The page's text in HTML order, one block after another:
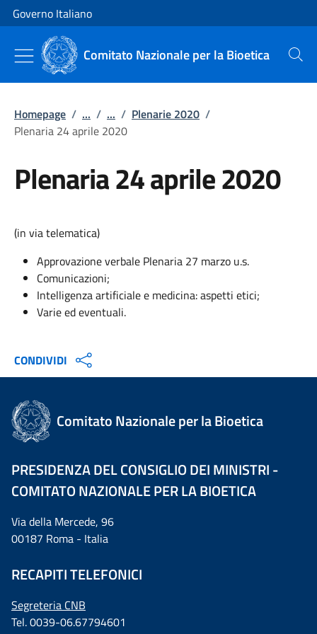
Vai al contenuto
Vai alla navigazione del sito
Governo Italiano
Comitato Nazionale per la Bioetica Cerca
Homepage / ... / ... / Plenarie 2020 /
Plenaria 24 aprile 2020
Plenaria 24 aprile 2020
(in via telematica)
Approvazione verbale Plenaria 27 marzo u.s.
Comunicazioni;
Intelligenza artificiale e medicina: aspetti etici;
Varie ed eventuali.
CONDIVIDI
Comitato Nazionale per la Bioetica
PRESIDENZA DEL CONSIGLIO DEI MINISTRI -
COMITATO NAZIONALE PER LA BIOETICA
Via della Mercede, 96
00187 Roma - Italia
RECAPITI TELEFONICI
Segreteria CNB
Tel. 0039-06.67794601